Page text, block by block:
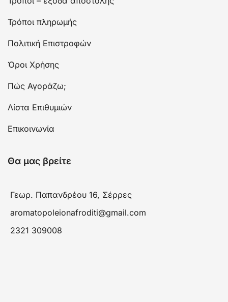
Τρόποι πληρωμής
Πολιτική Επιστροφών
Όροι Χρήσης
Πώς Αγοράζω;
Λίστα Επιθυμιών
Επικοινωνία
Θα μας βρείτε
Γεωρ. Παπανδρέου 16, Σέρρες
aromatopoleionafroditi@gmail.com
2321 309008